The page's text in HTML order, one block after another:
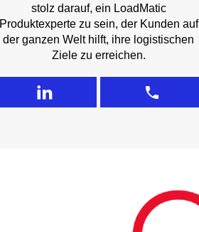
stolz darauf, ein LoadMatic
Produktexperte zu sein, der Kunden auf
der ganzen Welt hilft, ihre logistischen
Ziele zu erreichen.